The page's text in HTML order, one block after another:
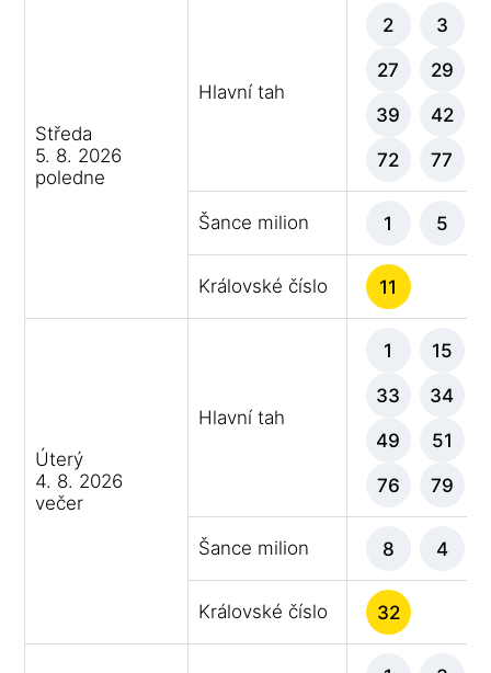
Středa
5. 8. 2026
poledne
Hlavní tah
2 3
27 29
39 42
72 77
Šance milion 1 5
Královské číslo 11
Úterý
4. 8. 2026
večer
Hlavní tah
1 15
33 34
49 51
76 79
Šance milion 8 4
Královské číslo 32